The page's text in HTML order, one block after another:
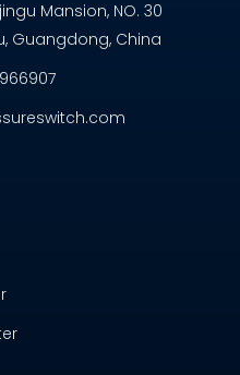
Mansion, NO. 30
Guangdong, China